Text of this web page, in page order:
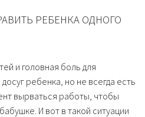
РЕБЕНКА ОДНОГО
и головная боль для
ребенка, но не всегда есть
вырваться работы, чтобы
И вот в такой ситуации